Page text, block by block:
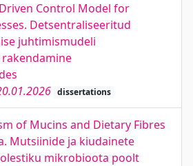
Control Model for
Detsentraliseeritud
juhtimismudeli
dissertations
of Mucins and Dietary Fibres
Mutsiinide ja kiudainete
mikrobioota poolt